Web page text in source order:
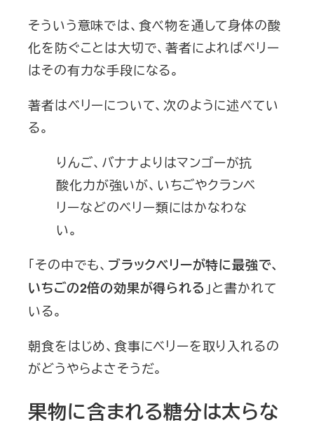
そういう意味では、食べ物を通して身体の酸
化を防ぐことは大切で、著者によればベリー
はその有力な手段になる。
著者はベリーについて、次のように述べてい
る。
りんご、バナナよりはマンゴーが抗
酸化力が強いが、いちごやクランベ
リーなどのベリー類にはかなわな
い。
「その中でも、 ブラックベリーが特に最強で、
いちごの2倍の効果が得られる 」と書かれて
いる。
朝食をはじめ、食事にベリーを取り入れるの
がどうやらよさそうだ。
果物に含まれる糖分は太らな